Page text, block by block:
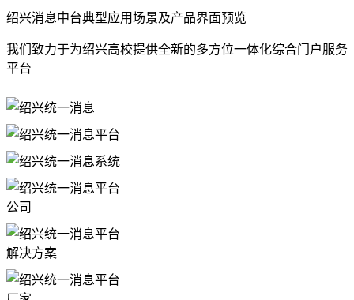
绍兴消息中台典型应用场景及产品界面预览
我们致力于为绍兴高校提供全新的多方位一体化综合门户服务
平台